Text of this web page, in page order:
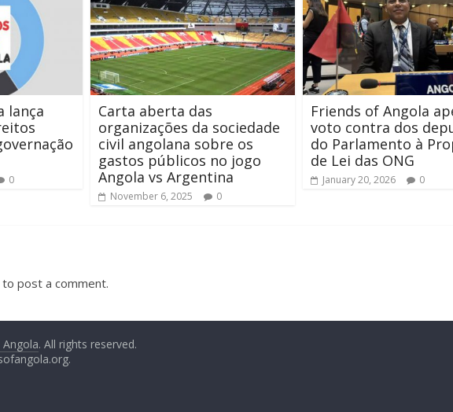
lança
0
Carta aberta das
organizações da sociedade
civil angolana sobre os
gastos públicos no jogo
Angola vs Argentina
November 6, 2025 0
Friends of Angola
voto contra dos
do Parlamento à
de Lei das ONG
January 20, 2026 0
to post a comment.
Angola. All rights reserved.
.